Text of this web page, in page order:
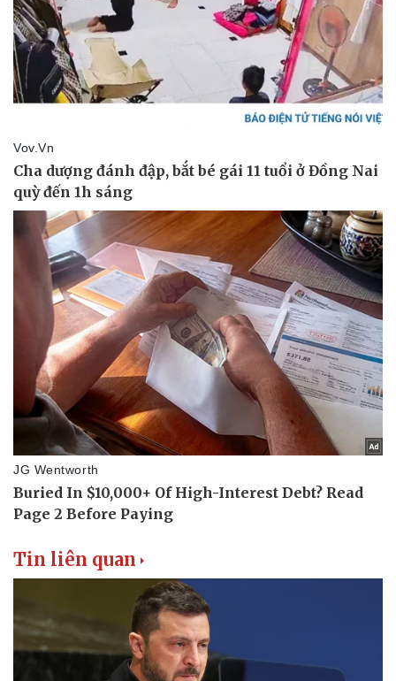
Thể thao
Bóng đá
Lịch thi đấu bóng đá
Thế giới thể thao
eSports
Hậu trường
Ô tô - Xe máy
Ô tô
Xe máy
Tư vấn
Tin liên quan